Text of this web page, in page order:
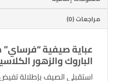
مراجعات (0)
عباية صيفية
الباروك والزهور
استقبلي الصيف بإطلالة